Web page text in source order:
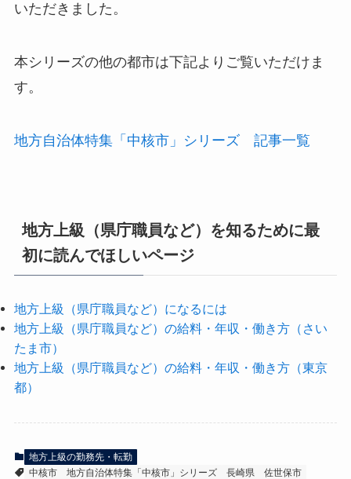
いただきました。
本シリーズの他の都市は下記よりご覧いただけま
す。
地方自治体特集「中核市」シリーズ 記事一覧
地方上級（県庁職員など）を知るために最
初に読んでほしいページ
地方上級（県庁職員など）になるには
地方上級（県庁職員など）の給料・年収・働き方（さい
たま市）
地方上級（県庁職員など）の給料・年収・働き方（東京
都）
地方上級の勤務先・転勤
中核市
地方自治体特集「中核市」シリーズ 長崎県 佐世保市